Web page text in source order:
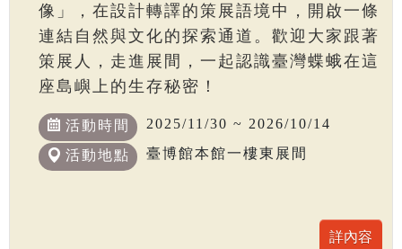
像」，在設計轉譯的策展語境中，開啟一條
連結自然與文化的探索通道。歡迎大家跟著
策展人，走進展間，一起認識臺灣蝶蛾在這
座島嶼上的生存秘密！
活動時間 2025/11/30 ~ 2026/10/14
活動地點 臺博館本館一樓東展間